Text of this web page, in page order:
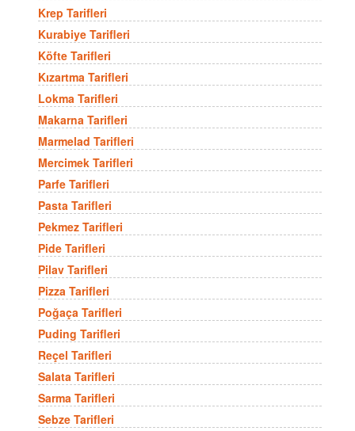
Krep Tarifleri
Kurabiye Tarifleri
Köfte Tarifleri
Kızartma Tarifleri
Lokma Tarifleri
Makarna Tarifleri
Marmelad Tarifleri
Mercimek Tarifleri
Parfe Tarifleri
Pasta Tarifleri
Pekmez Tarifleri
Pide Tarifleri
Pilav Tarifleri
Pizza Tarifleri
Poğaça Tarifleri
Puding Tarifleri
Reçel Tarifleri
Salata Tarifleri
Sarma Tarifleri
Sebze Tarifleri